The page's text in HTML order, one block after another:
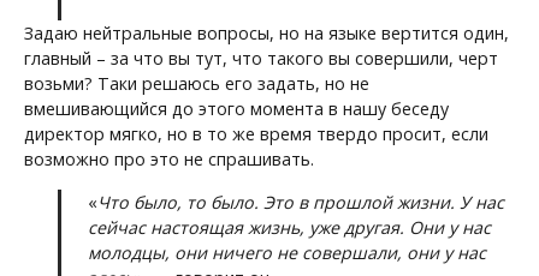
Задаю нейтральные вопросы, но на языке вертится один,
главный – за что вы тут, что такого вы совершили, черт
возьми? Таки решаюсь его задать, но не
вмешивающийся до этого момента в нашу беседу
директор мягко, но в то же время твердо просит, если
возможно про это не спрашивать.
«Что было, то было. Это в прошлой жизни. У нас
сейчас настоящая жизнь, уже другая. Они у нас
молодцы, они ничего не совершали, они у нас